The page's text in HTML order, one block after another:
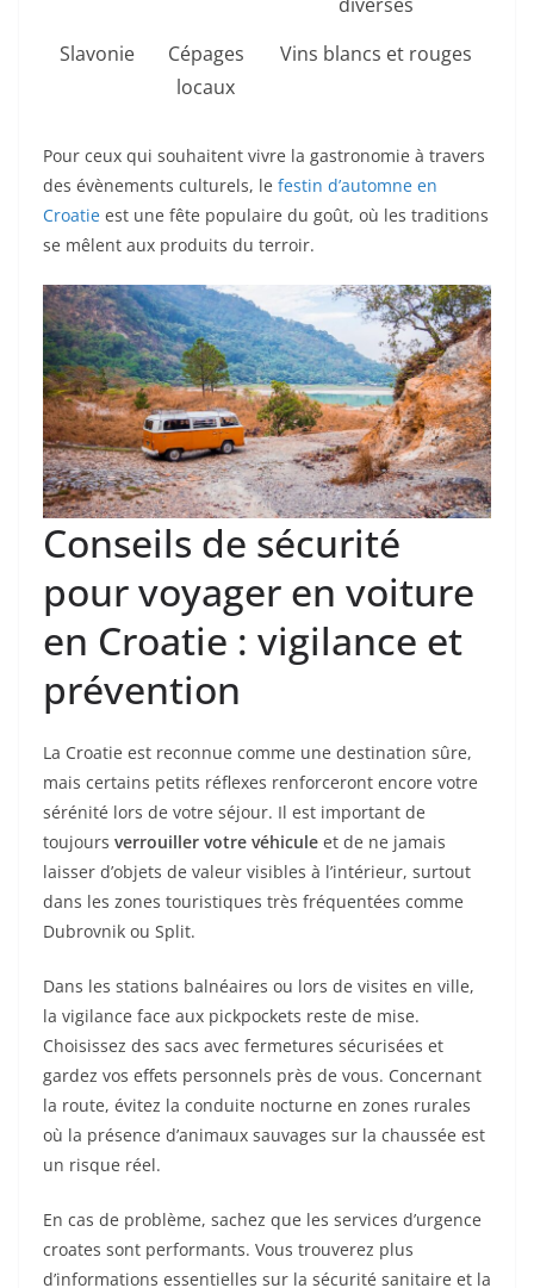
Slavonie
Cépages
locaux
Vins blancs et rouges
Pour ceux qui souhaitent vivre la gastronomie à travers
des évènements culturels, le festin d’automne en
Croatie est une fête populaire du goût, où les traditions
se mêlent aux produits du terroir.
Conseils de sécurité
pour voyager en voiture
en Croatie : vigilance et
prévention
La Croatie est reconnue comme une destination sûre,
mais certains petits réflexes renforceront encore votre
sérénité lors de votre séjour. Il est important de
toujours verrouiller votre véhicule et de ne jamais
laisser d’objets de valeur visibles à l’intérieur, surtout
dans les zones touristiques très fréquentées comme
Dubrovnik ou Split.
Dans les stations balnéaires ou lors de visites en ville,
la vigilance face aux pickpockets reste de mise.
Choisissez des sacs avec fermetures sécurisées et
gardez vos effets personnels près de vous. Concernant
la route, évitez la conduite nocturne en zones rurales
où la présence d’animaux sauvages sur la chaussée est
un risque réel.
En cas de problème, sachez que les services d’urgence
croates sont performants. Vous trouverez plus
d’informations essentielles sur la sécurité sanitaire et la